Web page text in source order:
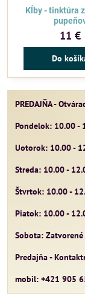
Kĺby - tinktúra
11 €
Do
PREDAJŇA -
Pondelok: 10.00 -
Uotorok: 10.00 -
Streda: 10.00 -
Štvrtok: 10.00 -
Piatok: 10.00 -
Sobota: Zatvorené
Predajňa -
mobil: +421 905